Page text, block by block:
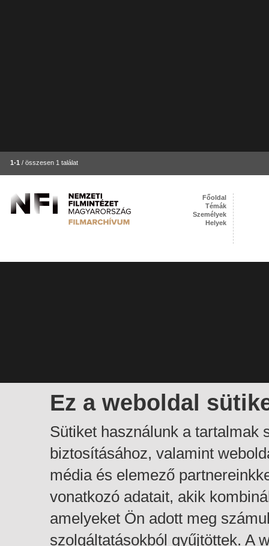
1-1 / összesen 1 találat
Ez a weboldal
Sütiket használunk a tartalmak
biztosításához, valamint
média és elemező
vonatkozó adatait, akik
amelyeket Ön adott meg
szolgáltatásokból gyűjtöttek. A
Főoldal
Témák
Személyek
Helyek